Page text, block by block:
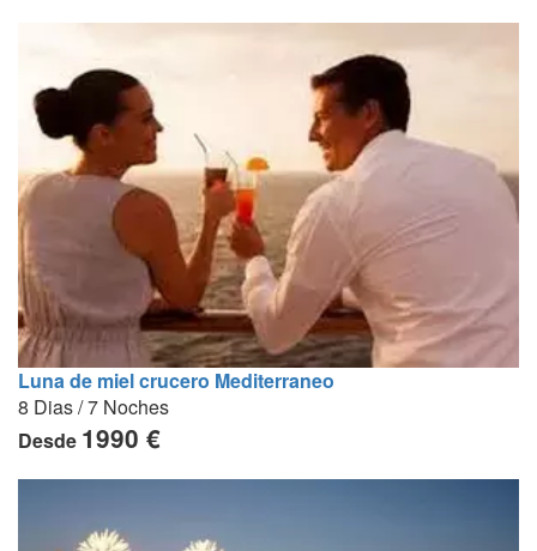
Luna de miel crucero Mediterraneo
8 Dias / 7 Noches
Desde 1990 €